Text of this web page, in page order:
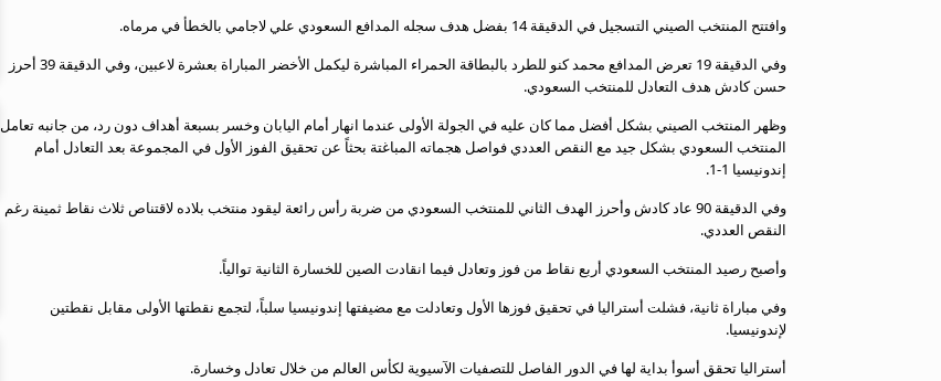
معلومات عن هذا الموقع
وافتتح المنتخب الصيني التسجيل في الدقيقة 14 بفضل هدف سجله المدافع السعودي علي لاجامي بالخطأ في مرماه.
وفي الدقيقة 19 تعرض المدافع محمد كنو للطرد بالبطاقة الحمراء المباشرة ليكمل الأخضر المباراة بعشرة لاعبين، وفي الدقيقة 39 أحرز
حسن كادش هدف التعادل للمنتخب السعودي.
وظهر المنتخب الصيني بشكل أفضل مما كان عليه في الجولة الأولى عندما انهار أمام اليابان وخسر بسبعة أهداف دون رد، من جانبه تعامل
المنتخب السعودي بشكل جيد مع النقص العددي فواصل هجماته المباغتة بحثاً عن تحقيق الفوز الأول في المجموعة بعد التعادل أمام
إندونيسيا 1-1.
وفي الدقيقة 90 عاد كادش وأحرز الهدف الثاني للمنتخب السعودي من ضربة رأس رائعة ليقود منتخب بلاده لاقتناص ثلاث نقاط ثمينة رغم
النقص العددي.
وأصبح رصيد المنتخب السعودي أربع نقاط من فوز وتعادل فيما انقادت الصين للخسارة الثانية توالياً.
وفي مباراة ثانية، فشلت أستراليا في تحقيق فوزها الأول وتعادلت مع مضيفتها إندونيسيا سلباً، لتجمع نقطتها الأولى مقابل نقطتين
لإندونيسيا.
أستراليا تحقق أسوأ بداية لها في الدور الفاصل للتصفيات الآسيوية لكأس العالم من خلال تعادل وخسارة.